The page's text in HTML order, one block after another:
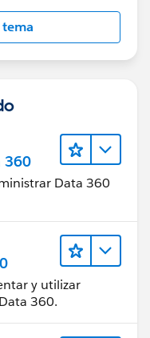
tema
360
Data 360
y utilizar
360.